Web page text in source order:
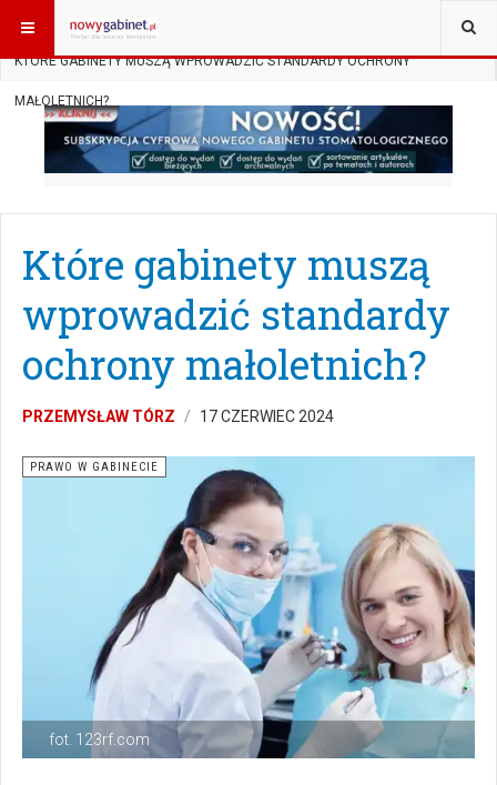
JESTEŚ TUTAJ: START
KTÓRE GABINETY MUSZĄ WPROWADZIĆ STANDARDY OCHRONY
MAŁOLETNICH?
Które gabinety muszą
wprowadzić standardy
ochrony małoletnich?
PRZEMYSŁAW TÓRZ 17 CZERWIEC 2024
fot. 123rf.com
PRAWO W GABINECIE